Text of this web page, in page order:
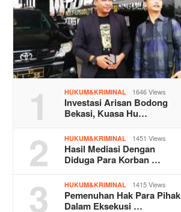
1 HUKUM&KRIMINAL 1646 Views
Investasi Arisan Bodong
Bekasi, Kuasa Hu…
2 HUKUM&KRIMINAL 1451 Views
Hasil Mediasi Dengan
Diduga Para Korban …
3 HUKUM&KRIMINAL 1415 Views
Pemenuhan Hak Para Pihak
Dalam Eksekusi …